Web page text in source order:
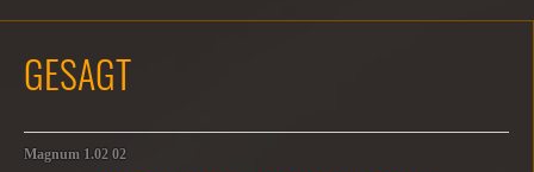
GESAGT
Magnum 1.02 02